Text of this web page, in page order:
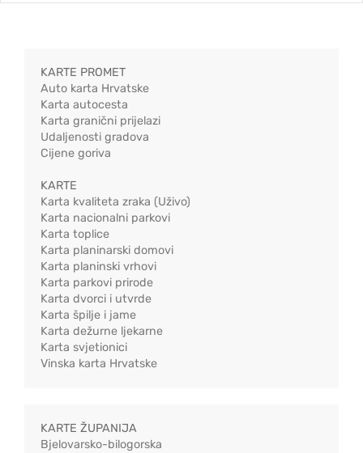
KARTE PROMET
Auto karta Hrvatske
Karta autocesta
Karta granični prijelazi
Udaljenosti gradova
Cijene goriva
KARTE
Karta kvaliteta zraka (Uživo)
Karta nacionalni parkovi
Karta toplice
Karta planinarski domovi
Karta planinski vrhovi
Karta parkovi prirode
Karta dvorci i utvrde
Karta špilje i jame
Karta dežurne ljekarne
Karta svjetionici
Vinska karta Hrvatske
KARTE ŽUPANIJA
Bjelovarsko-bilogorska